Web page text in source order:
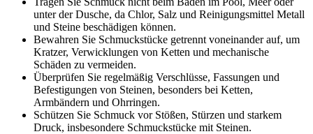
unter der Dusche, da Chlor, Salz und Reinigungsmittel Metall
und Steine beschädigen können.
Bewahren Sie Schmuckstücke getrennt voneinander auf, um
Kratzer, Verwicklungen von Ketten und mechanische
Schäden zu vermeiden.
Überprüfen Sie regelmäßig Verschlüsse, Fassungen und
Befestigungen von Steinen, besonders bei Ketten,
Armbändern und Ohrringen.
Schützen Sie Schmuck vor Stößen, Stürzen und starkem
Druck, insbesondere Schmuckstücke mit Steinen.